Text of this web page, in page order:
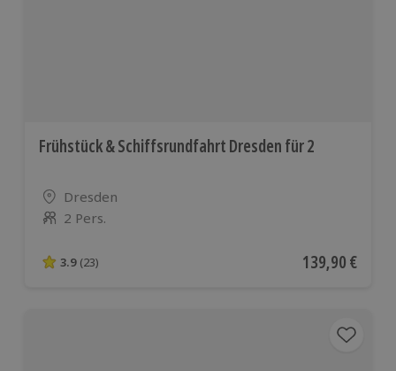
Frühstück & Schiffsrundfahrt Dresden für 2
Standort
Dresden
Anzahl der Teilnehmer
2 Pers.
3.9 von 5 Sternen basierend auf 23 Bewertungen
3.9 (23) Aktueller Preis
139,90 €